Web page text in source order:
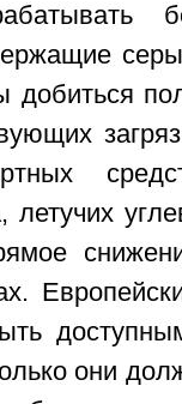
добиться
они